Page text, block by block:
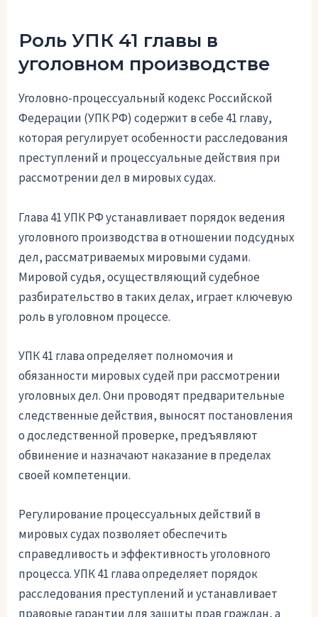
Роль УПК 41 главы в
уголовном производстве
Уголовно-процессуальный кодекс Российской
Федерации (УПК РФ) содержит в себе 41 главу,
которая регулирует особенности расследования
преступлений и процессуальные действия при
рассмотрении дел в мировых судах.
Глава 41 УПК РФ устанавливает порядок ведения
уголовного производства в отношении подсудных
дел, рассматриваемых мировыми судами.
Мировой судья, осуществляющий судебное
разбирательство в таких делах, играет ключевую
роль в уголовном процессе.
УПК 41 глава определяет полномочия и
обязанности мировых судей при рассмотрении
уголовных дел. Они проводят предварительные
следственные действия, выносят постановления
о доследственной проверке, предъявляют
обвинение и назначают наказание в пределах
своей компетенции.
Регулирование процессуальных действий в
мировых судах позволяет обеспечить
справедливость и эффективность уголовного
процесса. УПК 41 глава определяет порядок
расследования преступлений и устанавливает
правовые гарантии для защиты прав граждан, а